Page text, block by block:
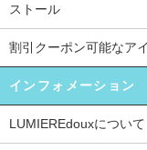
ストール
割引クーポン可能なア
インフォメーション
LUMIEREdouxについて